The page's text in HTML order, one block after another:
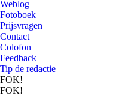
Weblog
Fotoboek
Prijsvragen
Contact
Colofon
Feedback
Tip de redactie
FOK!
FOK!